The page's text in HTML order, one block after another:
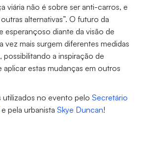
viária não é sobre ser anti-carros, e
alternativas”. O futuro da
esperançoso diante da visão de
vez mais surgem diferentes medidas
a inspiração de
aplicar estas mudanças em outros
utilizados no evento peloSecretário
e pela urbanistaSkye Duncan!